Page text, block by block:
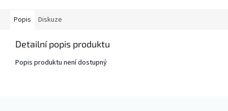
Popis Diskuze
Detailní popis produktu
Popis produktu není dostupný